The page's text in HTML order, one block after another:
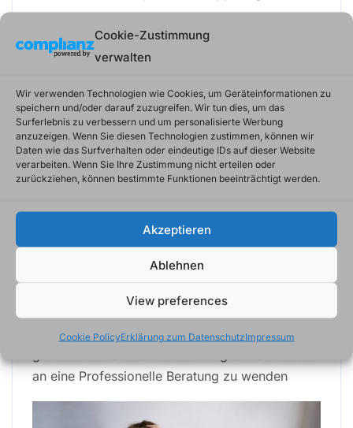
Cookie-Zustimmung
verwalten
Wir verwenden Technologien wie Cookies, um Geräteinformationen zu
speichern und/oder darauf zuzugreifen. Wir tun dies, um das
Surferlebnis zu verbessern und um personalisierte Werbung
anzuzeigen. Wenn Sie diesen Technologien zustimmen, können wir
Daten wie das Surfverhalten oder eindeutige IDs auf dieser Website
verarbeiten. Wenn Sie Ihre Zustimmung nicht erteilen oder
zurückziehen, können bestimmte Funktionen beeinträchtigt werden.
Akzeptieren
Ablehnen
View preferences
Cookie PolicyErklärung zum DatenschutzImpressum
In unserem Chat kannst du jederzeit kostenlos,
anonym und ohne Registrierung mit anderen
nicht über Whats App möglich, allerdings über
den normalen Handy Browser, Tablett oder PC.
Der Vorteil ist das du hier die Auswahl hast ob
du mit jemanden der etwas im selben alter ist
schreiben möchtest, oder mit einem
und dir verschiedene Perspektiven zeigen.
Unser Chat bietet zwar keine Professionelle
Kummer, dafür ist er aber rund um die Uhr
erreichbar und kann auch als Zwischenlösung
an eine Professionelle Beratung zu wenden